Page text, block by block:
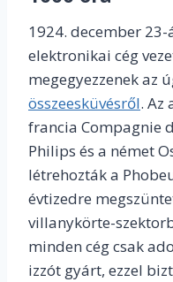
1924. december
elektronikai cég
megegyezzenek az
összeesküvésről. Az
francia Compagnie
Philips és a német
létrehozták a
évtizedre
villanykörte-
minden cég csak
izzót gyárt, ezzel